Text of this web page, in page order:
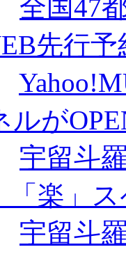
全国47
先行
ルが
宇留斗
「楽」
宇留斗